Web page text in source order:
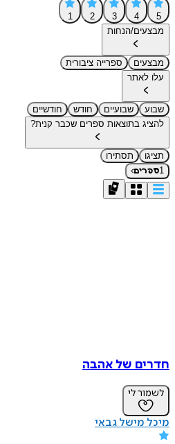
5
4
3
2
1
מבצעים/הנחות
מבצעים
ספרייה ציבורית
עלו לאתר
שבוע שבועיים חודש
חודשיים
להציג בתוצאות ספרים שכבר קנית?
תציגו
תסתירו
1ספרים›
חדרים של אהבה
לשמור לי
מיכל מישל גבאי